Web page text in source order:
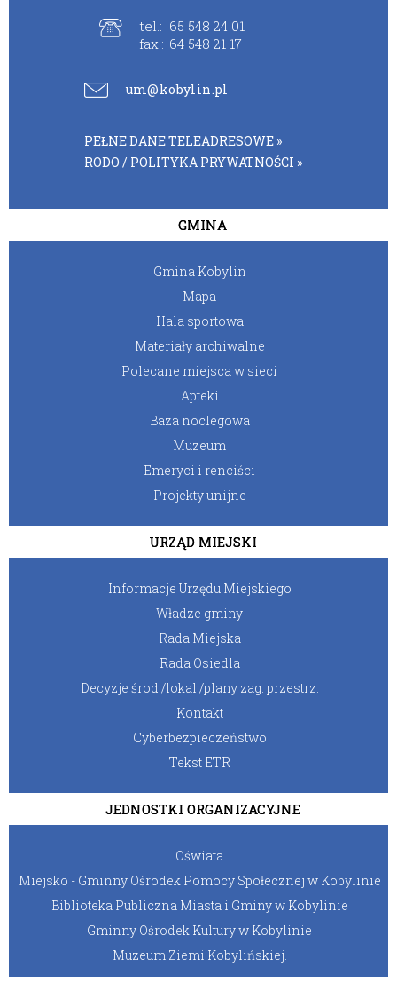
tel.: 65 548 24 01
fax.: 64 548 21 17
um@kobylin.pl
PEŁNE DANE TELEADRESOWE »
RODO / POLITYKA PRYWATNOŚCI »
GMINA
Gmina Kobylin
Mapa
Hala sportowa
Materiały archiwalne
Polecane miejsca w sieci
Apteki
Baza noclegowa
Muzeum
Emeryci i renciści
Projekty unijne
URZĄD MIEJSKI
Informacje Urzędu Miejskiego
Władze gminy
Rada Miejska
Rada Osiedla
Decyzje środ./lokal./plany zag. przestrz.
Kontakt
Cyberbezpieczeństwo
Tekst ETR
JEDNOSTKI ORGANIZACYJNE
Oświata
Miejsko - Gminny Ośrodek Pomocy Społecznej w Kobylinie
Biblioteka Publiczna Miasta i Gminy w Kobylinie
Gminny Ośrodek Kultury w Kobylinie
Muzeum Ziemi Kobylińskiej.